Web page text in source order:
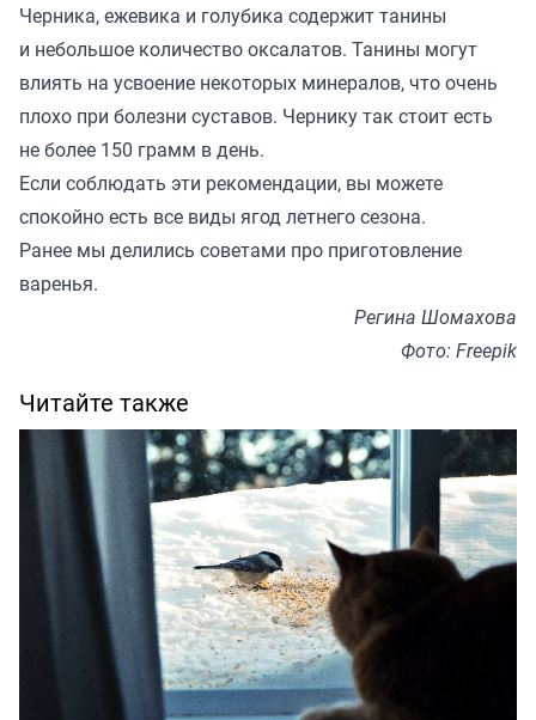
Черника, ежевика и голубика содержит танины
и небольшое количество оксалатов. Танины могут
влиять на усвоение некоторых минералов, что очень
плохо при болезни суставов. Чернику так стоит есть
не более 150 грамм в день.
Если соблюдать эти рекомендации, вы можете
спокойно есть все виды ягод летнего сезона.
Ранее мы делились советами про приготовление
варенья.
Регина Шомахова
Фото: Freepik
Читайте также